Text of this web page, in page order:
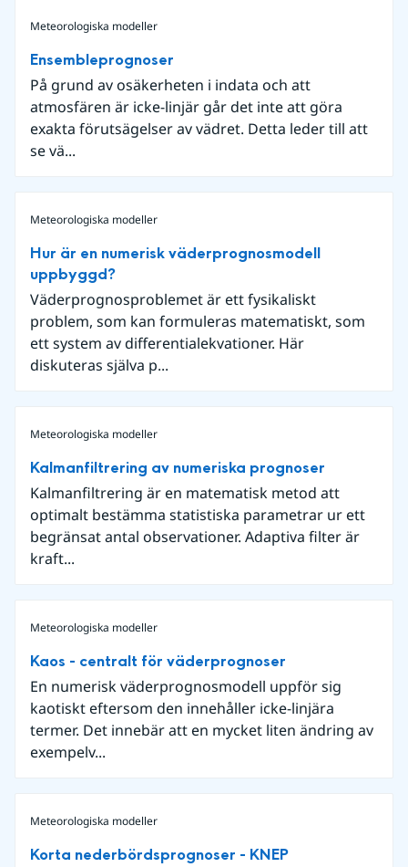
Meteorologiska modeller
Ensembleprognoser
På grund av osäkerheten i indata och att
atmosfären är icke-linjär går det inte att göra
exakta förutsägelser av vädret. Detta leder till att
se vä...
Meteorologiska modeller
Hur är en numerisk väderprognosmodell
uppbyggd?
Väderprognosproblemet är ett fysikaliskt
problem, som kan formuleras matematiskt, som
ett system av differentialekvationer. Här
diskuteras själva p...
Meteorologiska modeller
Kalmanfiltrering av numeriska prognoser
Kalmanfiltrering är en matematisk metod att
optimalt bestämma statistiska parametrar ur ett
begränsat antal observationer. Adaptiva filter är
kraft...
Meteorologiska modeller
Kaos - centralt för väderprognoser
En numerisk väderprognosmodell uppför sig
kaotiskt eftersom den innehåller icke-linjära
termer. Det innebär att en mycket liten ändring av
exempelv...
Meteorologiska modeller
Korta nederbördsprognoser - KNEP